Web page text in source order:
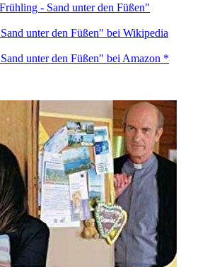
- Sand unter den Füßen"
unter den Füßen" bei Wikipedia
unter den Füßen" bei Amazon *